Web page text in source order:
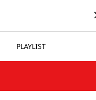
PLAYLIST